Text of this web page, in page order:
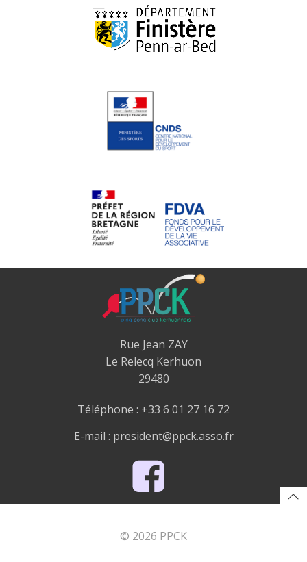
Rue Jean ZAY
Le Relecq Kerhuon
29480
Téléphone : +33 6 01 27 16 72
E-mail : president@ppck.asso.fr
© 2026 PPCK